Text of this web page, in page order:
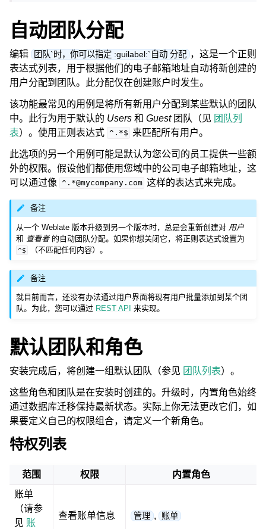
自动团队分配
编辑 团队`时，你可以指定 :guilabel:`自动 分配 ，这是一个正则
表达式列表，用于根据他们的电子邮箱地址自动将新创建的
用户分配到团队。此分配仅在创建账户时发生。
该功能最常见的用例是将所有新用户分配到某些默认的团队
中。此行为用于默认的 Users 和 Guest团队（见 团队列
表）。使用正则表达式 ^.*$ 来匹配所有用户。
此选项的另一个用例可能是默认为您公司的员工提供一些额
外的权限。假设他们都使用您域中的公司电子邮箱地址，这
可以通过像 ^.*@mycompany.com 这样的表达式来完成。
备注
从一个 Weblate 版本升级到另一个版本时，总是会重新创建对 用户
和 查看者的自动团队分配。如果你想关闭它，将正则表达式设置为
^$ （不匹配任何内容）。
备注
就目前而言，还没有办法通过用户界面将现有用户批量添加到某个团
队。为此，您可以通过 REST API 来实现。
默认团队和角色
安装完成后，将创建一组默认团队（参见 团队列表）。
这些角色和团队是在安装时创建的。升级时，内置角色始终
通过数据库迁移保持最新状态。实际上你无法更改它们，如
果要定义自己的权限组合，请定义一个新角色。
特权列表
范围 权限
内置角色
账单
（请参
见 账
查看账单信息 管理 , 账单